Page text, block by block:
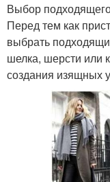
Выбор
Перед тем как
выбрать
шелка, шерсти или
создания изящных